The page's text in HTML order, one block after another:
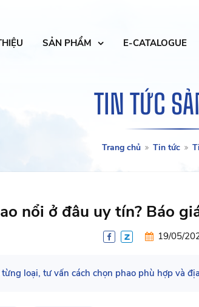
SẢN PHẨM E-CATALOGUE
TIN TỨC
Trang chủ Tin tức
nổi ở đâu uy tín? Báo
19/05/
loại, tư vấn cách chọn phao phù hợp và